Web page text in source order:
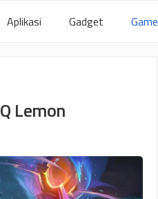
Aplikasi Gadget Game
Lemon